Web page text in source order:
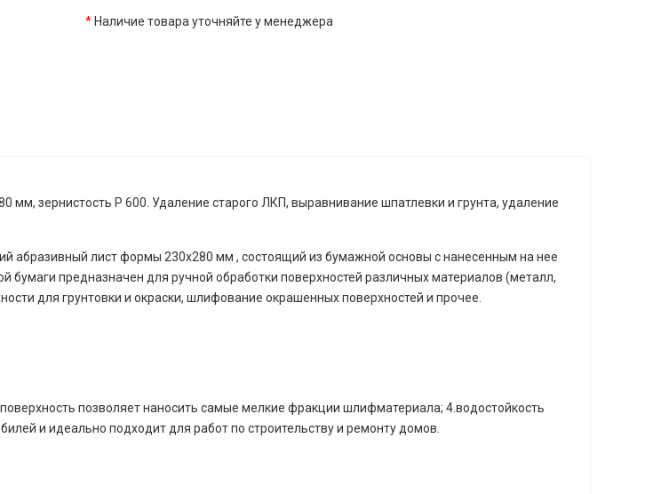
* Наличие товара уточняйте у менеджера
мм, зернистость P 600. Удаление старого ЛКП, выравнивание шпатлевки и грунта, удаление
абразивный лист формы 230x280 мм , состоящий из бумажной основы с нанесенным на нее
предназначен для ручной обработки поверхностей различных материалов (металл,
для грунтовки и окраски, шлифование окрашенных поверхностей и прочее.
позволяет наносить самые мелкие фракции шлифматериала; 4.водостойкость
и идеально подходит для работ по строительству и ремонту домов.